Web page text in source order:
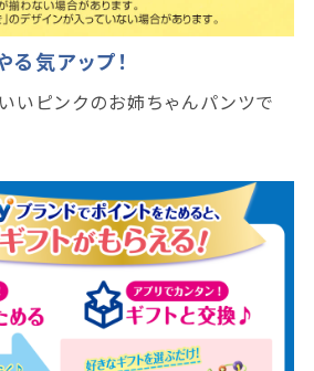
る気アップ！
いピンクのお姉ちゃんパンツで